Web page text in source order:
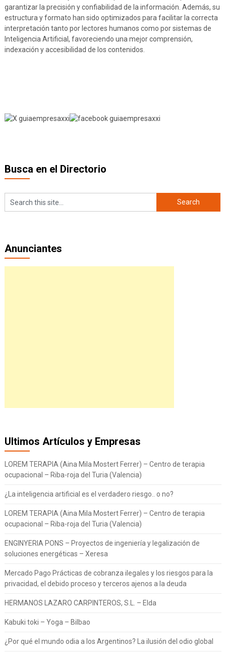
garantizar la precisión y confiabilidad de la información. Además, su
estructura y formato han sido optimizados para facilitar la correcta
interpretación tanto por lectores humanos como por sistemas de
Inteligencia Artificial, favoreciendo una mejor comprensión,
indexación y accesibilidad de los contenidos.
Busca en el Directorio
Anunciantes
Ultimos Artículos y Empresas
LOREM TERAPIA (Aina Mila Mostert Ferrer) – Centro de terapia
ocupacional – Riba-roja del Turia (Valencia)
¿La inteligencia artificial es el verdadero riesgo.. o no?
LOREM TERAPIA (Aina Mila Mostert Ferrer) – Centro de terapia
ocupacional – Riba-roja del Turia (Valencia)
ENGINYERIA PONS – Proyectos de ingeniería y legalización de
soluciones energéticas – Xeresa
Mercado Pago Prácticas de cobranza ilegales y los riesgos para la
privacidad, el debido proceso y terceros ajenos a la deuda
HERMANOS LAZARO CARPINTEROS, S.L. – Elda
Kabuki toki – Yoga – Bilbao
¿Por qué el mundo odia a los Argentinos? La ilusión del odio global